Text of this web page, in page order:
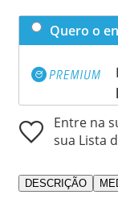
Quero o
Entre na
sua Lista
DESCRIÇÃO